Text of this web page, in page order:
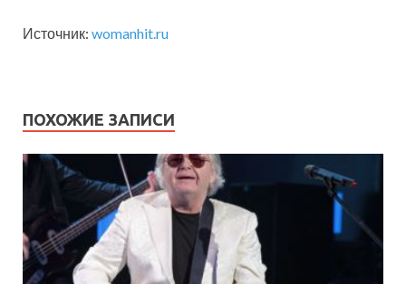
Источник: womanhit.ru
ПОХОЖИЕ ЗАПИСИ